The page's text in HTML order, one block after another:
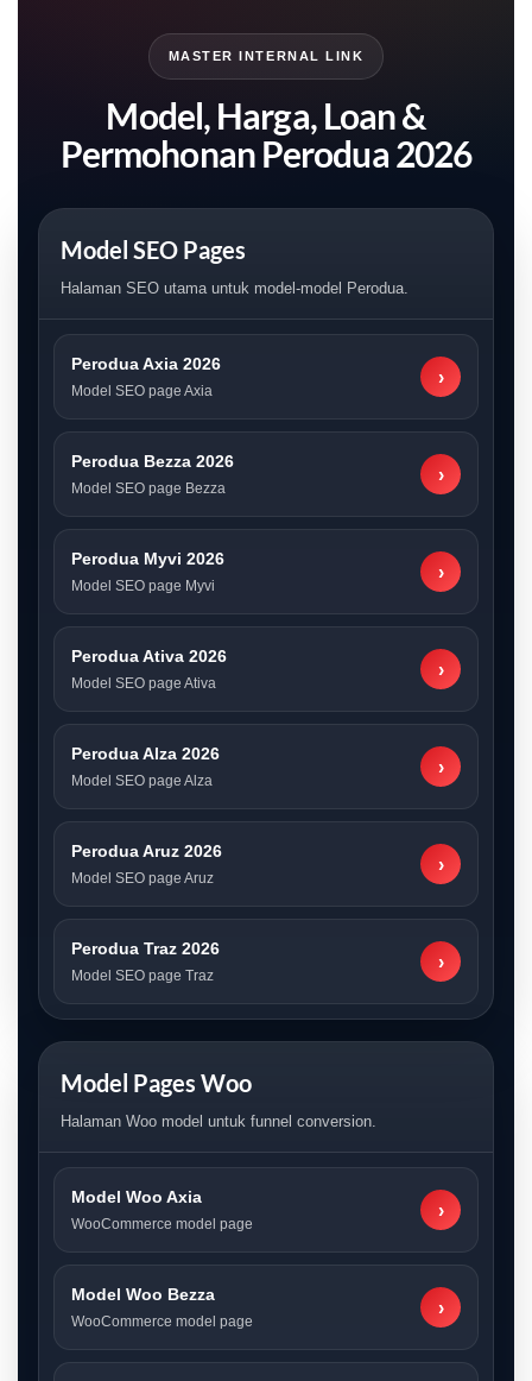
MASTER INTERNAL LINK
Model, Harga, Loan &
Permohonan Perodua 2026
Model SEO Pages
Halaman SEO utama untuk model-model Perodua.
Perodua Axia 2026
Model SEO page Axia
›
Perodua Bezza 2026
Model SEO page Bezza
›
Perodua Myvi 2026
Model SEO page Myvi
›
Perodua Ativa 2026
Model SEO page Ativa
›
Perodua Alza 2026
Model SEO page Alza
›
Perodua Aruz 2026
Model SEO page Aruz
›
Perodua Traz 2026
Model SEO page Traz
›
Model Pages Woo
Halaman Woo model untuk funnel conversion.
Model Woo Axia
WooCommerce model page
›
Model Woo Bezza
WooCommerce model page
›